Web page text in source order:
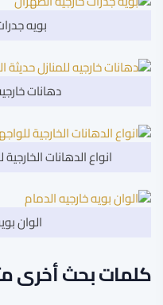
بويه
دهانات
انواع الدهانات
الوان
كلمات بحث أخرى